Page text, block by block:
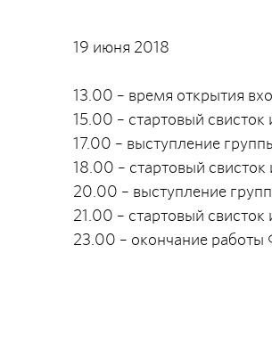
19 июня 2018
13.00 – время открытия
15.00 – стартовый
17.00 – выступление
18.00 – стартовый
20.00 – выступление
21.00 – стартовый
23.00 – окончание